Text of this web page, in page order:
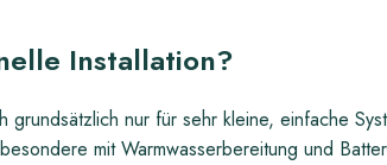
Installation?
grundsätzlich nur für sehr kleine, einfache
mit Warmwasserbereitung und